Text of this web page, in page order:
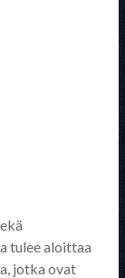
tulee aloittaa
jotka ovat